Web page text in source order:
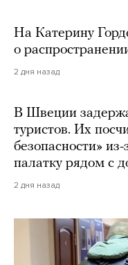
На Катерину
о
2 дня назад
В Швеции
туристов. Их
безопасности»
палатку рядом с
2 дня назад